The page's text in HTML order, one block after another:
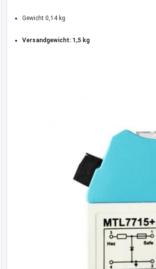
Gewicht 0,14 kg
Versandgewicht: 1,5 kg